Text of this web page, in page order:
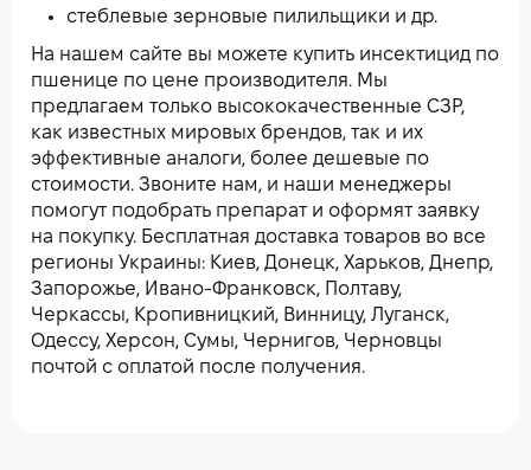
стеблевые зерновые пилильщики и др.
На нашем сайте вы можете купить инсектицид по
пшенице по цене производителя. Мы
предлагаем только высококачественные СЗР,
как известных мировых брендов, так и их
эффективные аналоги, более дешевые по
стоимости. Звоните нам, и наши менеджеры
помогут подобрать препарат и оформят заявку
на покупку. Бесплатная доставка товаров во все
регионы Украины: Киев, Донецк, Харьков, Днепр,
Запорожье, Ивано-Франковск, Полтаву,
Черкассы, Кропивницкий, Винницу, Луганск,
Одессу, Херсон, Сумы, Чернигов, Черновцы
почтой с оплатой после получения.